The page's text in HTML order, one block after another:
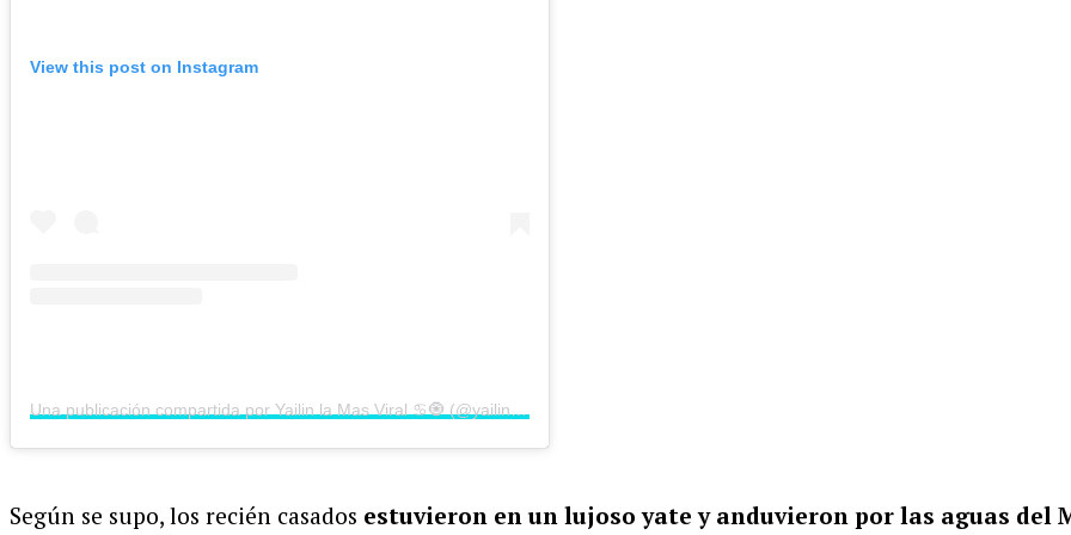
View this post on Instagram
Según se supo, los recién casados estuvieron en un lujoso yate y anduvieron por las aguas del